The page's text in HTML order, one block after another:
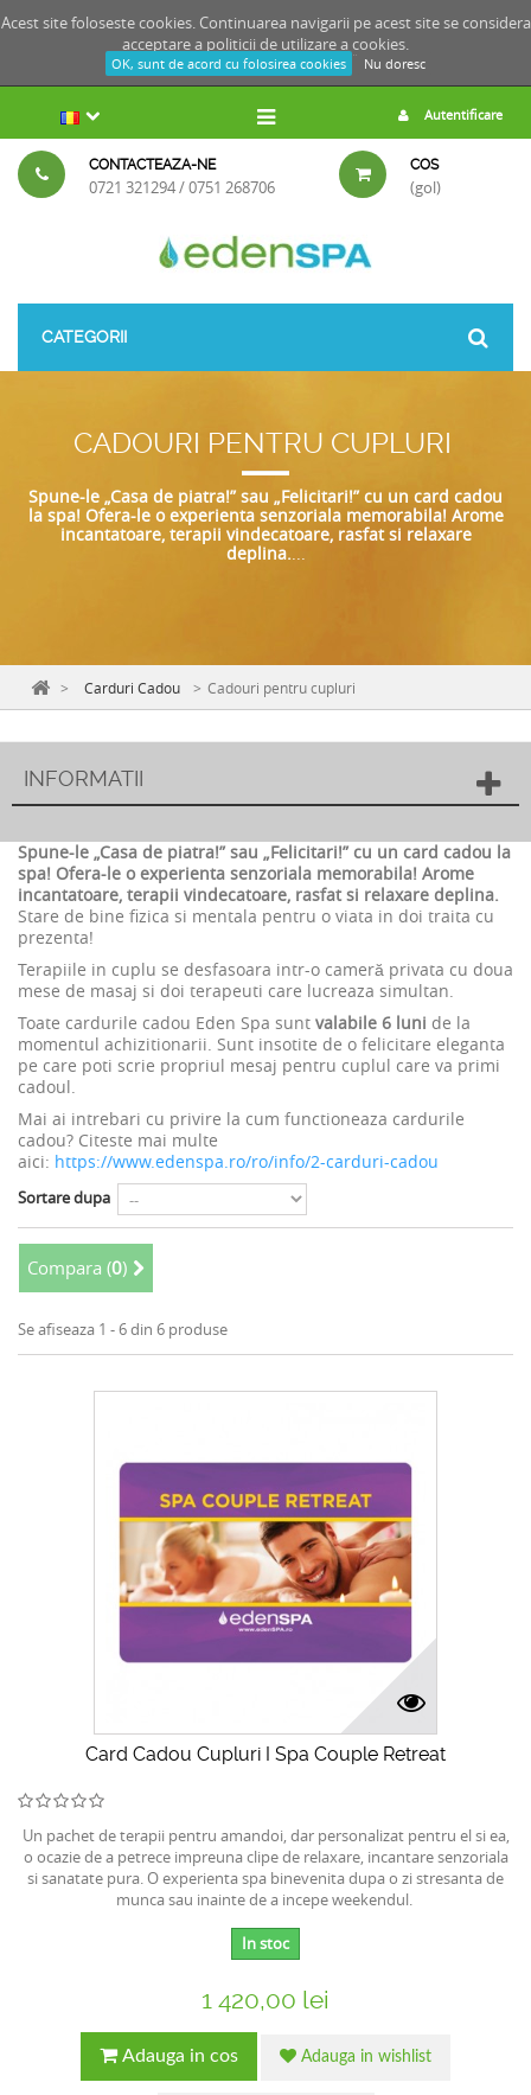
Acest site foloseste cookies. Continuarea navigarii pe acest site se considera
acceptare a politicii de utilizare a cookies.
OK, sunt de acord cu folosirea cookies Nu doresc
Autentificare
CONTACTEAZA-NE
0721 321294 / 0751 268706
COS
(gol)
CATEGORII
CADOURI PENTRU CUPLURI
Spune-le „Casa de piatra!” sau „Felicitari!” cu un card cadou
la spa! Ofera-le o experienta senzoriala memorabila! Arome
incantatoare, terapii vindecatoare, rasfat si relaxare
deplina....
> Carduri Cadou > Cadouri pentru cupluri
INFORMATII
Spune-le „Casa de piatra!” sau „Felicitari!” cu un card cadou la
spa! Ofera-le o experienta senzoriala memorabila! Arome
incantatoare, terapii vindecatoare, rasfat si relaxare deplina.
Stare de bine fizica si mentala pentru o viata in doi traita cu
prezenta!
Terapiile in cuplu se desfasoara intr-o cameră privata cu doua
mese de masaj si doi terapeuti care lucreaza simultan.
Toate cardurile cadou Eden Spa sunt valabile 6 luni de la
momentul achizitionarii. Sunt insotite de o felicitare eleganta
pe care poti scrie propriul mesaj pentru cuplul care va primi
cadoul.
Mai ai intrebari cu privire la cum functioneaza cardurile
cadou? Citeste mai multe
aici: https://www.edenspa.ro/ro/info/2-carduri-cadou
Sortare dupa
Compara (0)
Se afiseaza 1 - 6 din 6 produse
Card Cadou Cupluri I Spa Couple Retreat
Un pachet de terapii pentru amandoi, dar personalizat pentru el si ea,
o ocazie de a petrece impreuna clipe de relaxare, incantare senzoriala
si sanatate pura. O experienta spa binevenita dupa o zi stresanta de
munca sau inainte de a incepe weekendul.
In stoc
1 420,00 lei
Adauga in cos Adauga in wishlist